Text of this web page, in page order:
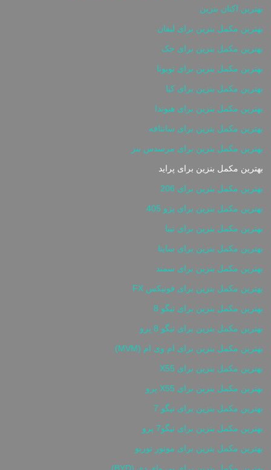
بهترین اکتان بنزین
بهترین مکمل بنزین برای لیفان
بهترین مکمل بنزین برای جک
بهترین مکمل بنزین برای تویوتا
بهترین مکمل بنزین برای کیا
بهترین مکمل بنزین برای هیوندا
بهترین مکمل بنزین برای سانتافه
بهترین مکمل بنزین برای مرسدس بنز
بهترین مکمل بنزین برای پراید
بهترین مکمل بنزین برای 206
بهترین مکمل بنزین برای پژو 405
بهترین مکمل بنزین برای تیبا
بهترین مکمل بنزین برای ساینا
بهترین مکمل بنزین برای سمند
بهترین مکمل بنزین برای فونیکس FX
بهترین مکمل بنزین برای تیگو 8
بهترین مکمل بنزین برای تیگو 8 پرو
بهترین مکمل بنزین برای ام وی ام (MVM)
بهترین مکمل بنزین برای X55
بهترین مکمل بنزین برای X55 پرو
بهترین مکمل بنزین برای تیگو 7
بهترین مکمل بنزین برای تیگو7 پرو
بهترین مکمل بنزین برای موتور توربو